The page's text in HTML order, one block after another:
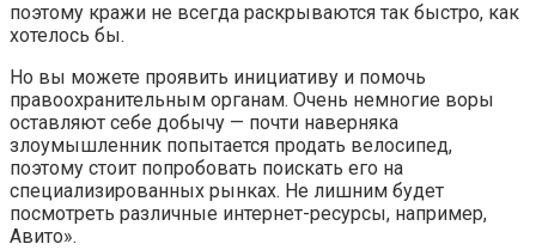
поэтому кражи не всегда раскрываются так быстро, как
хотелось бы.
Но вы можете проявить инициативу и помочь
правоохранительным органам. Очень немногие воры
оставляют себе добычу — почти наверняка
злоумышленник попытается продать велосипед,
поэтому стоит попробовать поискать его на
специализированных рынках. Не лишним будет
посмотреть различные интернет-ресурсы, например,
Авито».